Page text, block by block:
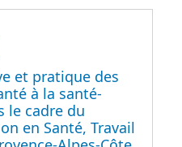
et pratique des
à la santé-
le cadre du
en Santé, Travail